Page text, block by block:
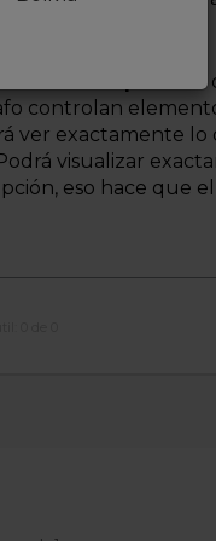
del site.
controlan
ver exactamente
visualizar
eso hace que